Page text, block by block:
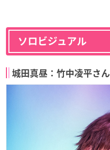
ソロビジュアル
城田真昼：竹中凌平さん